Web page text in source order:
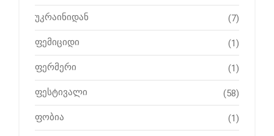
უკრაინიდან (7)
ფემიციდი (1)
ფერმერი (1)
ფესტივალი (58)
ფობია (1)